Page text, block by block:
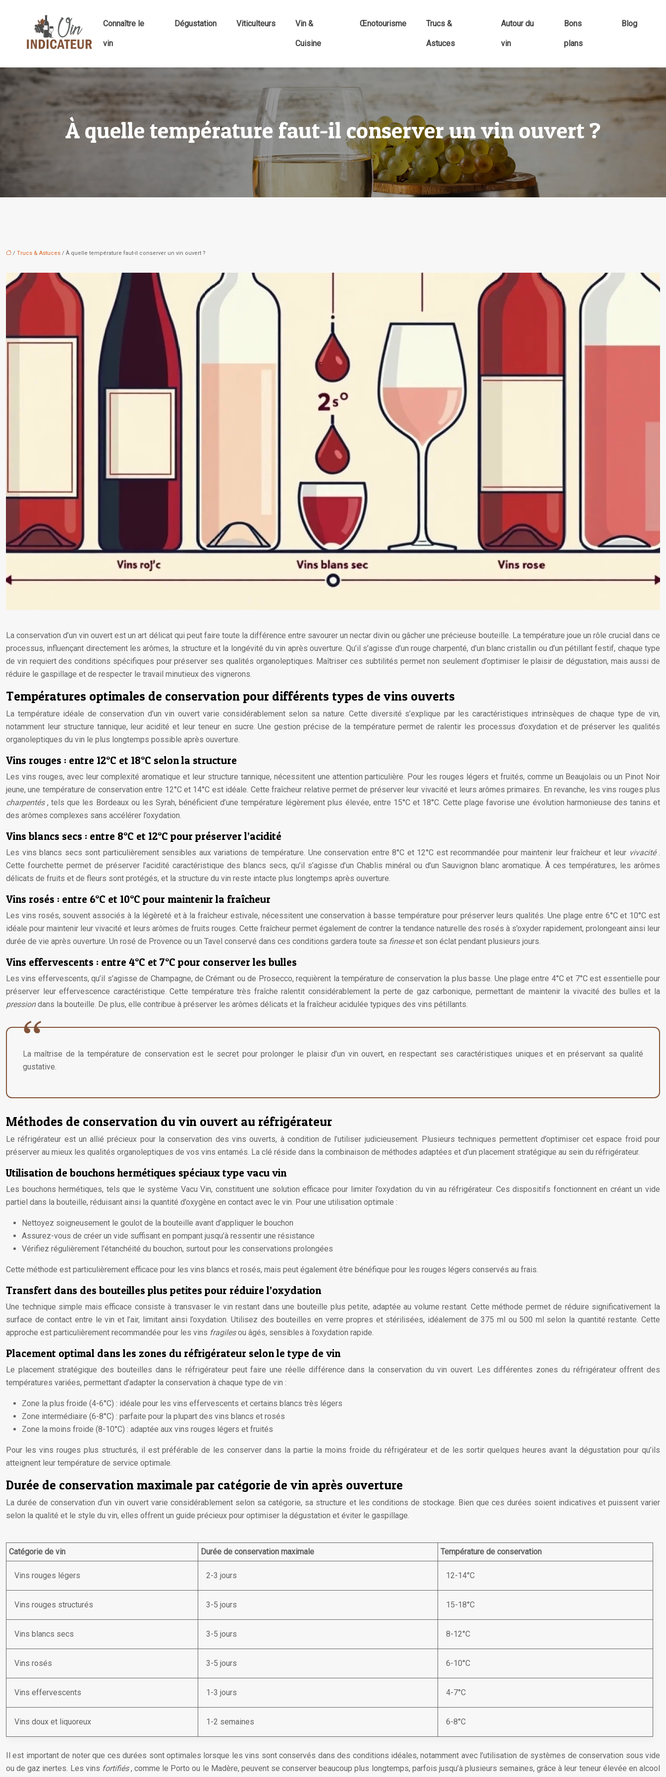
Connaître le
vin
Dégustation Viticulteurs Vin &
Cuisine
Œnotourisme Trucs &
Astuces
Autour du
vin
Bons
plans
Blog
À quelle température faut-il conserver un vin ouvert ?
/ Trucs & Astuces / À quelle température faut-il conserver un vin ouvert ?
La conservation d’un vin ouvert est un art délicat qui peut faire toute la différence entre savourer un nectar divin ou gâcher une précieuse bouteille. La température joue un rôle crucial dans ce
processus, influençant directement les arômes, la structure et la longévité du vin après ouverture. Qu’il s’agisse d’un rouge charpenté, d’un blanc cristallin ou d’un pétillant festif, chaque type
de vin requiert des conditions spécifiques pour préserver ses qualités organoleptiques. Maîtriser ces subtilités permet non seulement d’optimiser le plaisir de dégustation, mais aussi de
réduire le gaspillage et de respecter le travail minutieux des vignerons.
Températures optimales de conservation pour différents types de vins ouverts
La température idéale de conservation d’un vin ouvert varie considérablement selon sa nature. Cette diversité s’explique par les caractéristiques intrinsèques de chaque type de vin,
notamment leur structure tannique, leur acidité et leur teneur en sucre. Une gestion précise de la température permet de ralentir les processus d’oxydation et de préserver les qualités
organoleptiques du vin le plus longtemps possible après ouverture.
Vins rouges : entre 12°C et 18°C selon la structure
Les vins rouges, avec leur complexité aromatique et leur structure tannique, nécessitent une attention particulière. Pour les rouges légers et fruités, comme un Beaujolais ou un Pinot Noir
jeune, une température de conservation entre 12°C et 14°C est idéale. Cette fraîcheur relative permet de préserver leur vivacité et leurs arômes primaires. En revanche, les vins rouges plus
charpentés, tels que les Bordeaux ou les Syrah, bénéficient d’une température légèrement plus élevée, entre 15°C et 18°C. Cette plage favorise une évolution harmonieuse des tanins et
des arômes complexes sans accélérer l’oxydation.
Vins blancs secs : entre 8°C et 12°C pour préserver l’acidité
Les vins blancs secs sont particulièrement sensibles aux variations de température. Une conservation entre 8°C et 12°C est recommandée pour maintenir leur fraîcheur et leur vivacité.
Cette fourchette permet de préserver l’acidité caractéristique des blancs secs, qu’il s’agisse d’un Chablis minéral ou d’un Sauvignon blanc aromatique. À ces températures, les arômes
délicats de fruits et de fleurs sont protégés, et la structure du vin reste intacte plus longtemps après ouverture.
Vins rosés : entre 6°C et 10°C pour maintenir la fraîcheur
Les vins rosés, souvent associés à la légèreté et à la fraîcheur estivale, nécessitent une conservation à basse température pour préserver leurs qualités. Une plage entre 6°C et 10°C est
idéale pour maintenir leur vivacité et leurs arômes de fruits rouges. Cette fraîcheur permet également de contrer la tendance naturelle des rosés à s’oxyder rapidement, prolongeant ainsi leur
durée de vie après ouverture. Un rosé de Provence ou un Tavel conservé dans ces conditions gardera toute sa finesseet son éclat pendant plusieurs jours.
Vins effervescents : entre 4°C et 7°C pour conserver les bulles
Les vins effervescents, qu’il s’agisse de Champagne, de Crémant ou de Prosecco, requièrent la température de conservation la plus basse. Une plage entre 4°C et 7°C est essentielle pour
préserver leur effervescence caractéristique. Cette température très fraîche ralentit considérablement la perte de gaz carbonique, permettant de maintenir la vivacité des bulles et la
pressiondans la bouteille. De plus, elle contribue à préserver les arômes délicats et la fraîcheur acidulée typiques des vins pétillants.
La maîtrise de la température de conservation est le secret pour prolonger le plaisir d’un vin ouvert, en respectant ses caractéristiques uniques et en préservant sa qualité
gustative.
Méthodes de conservation du vin ouvert au réfrigérateur
Le réfrigérateur est un allié précieux pour la conservation des vins ouverts, à condition de l’utiliser judicieusement. Plusieurs techniques permettent d’optimiser cet espace froid pour
préserver au mieux les qualités organoleptiques de vos vins entamés. La clé réside dans la combinaison de méthodes adaptées et d’un placement stratégique au sein du réfrigérateur.
Utilisation de bouchons hermétiques spéciaux type vacu vin
Les bouchons hermétiques, tels que le système Vacu Vin, constituent une solution efficace pour limiter l’oxydation du vin au réfrigérateur. Ces dispositifs fonctionnent en créant un vide
partiel dans la bouteille, réduisant ainsi la quantité d’oxygène en contact avec le vin. Pour une utilisation optimale :
Nettoyez soigneusement le goulot de la bouteille avant d’appliquer le bouchon
Assurez-vous de créer un vide suffisant en pompant jusqu’à ressentir une résistance
Vérifiez régulièrement l’étanchéité du bouchon, surtout pour les conservations prolongées
Cette méthode est particulièrement efficace pour les vins blancs et rosés, mais peut également être bénéfique pour les rouges légers conservés au frais.
Transfert dans des bouteilles plus petites pour réduire l’oxydation
Une technique simple mais efficace consiste à transvaser le vin restant dans une bouteille plus petite, adaptée au volume restant. Cette méthode permet de réduire significativement la
surface de contact entre le vin et l’air, limitant ainsi l’oxydation. Utilisez des bouteilles en verre propres et stérilisées, idéalement de 375 ml ou 500 ml selon la quantité restante. Cette
approche est particulièrement recommandée pour les vins fragilesou âgés, sensibles à l’oxydation rapide.
Placement optimal dans les zones du réfrigérateur selon le type de vin
Le placement stratégique des bouteilles dans le réfrigérateur peut faire une réelle différence dans la conservation du vin ouvert. Les différentes zones du réfrigérateur offrent des
températures variées, permettant d’adapter la conservation à chaque type de vin :
Zone la plus froide (4-6°C) : idéale pour les vins effervescents et certains blancs très légers
Zone intermédiaire (6-8°C) : parfaite pour la plupart des vins blancs et rosés
Zone la moins froide (8-10°C) : adaptée aux vins rouges légers et fruités
Pour les vins rouges plus structurés, il est préférable de les conserver dans la partie la moins froide du réfrigérateur et de les sortir quelques heures avant la dégustation pour qu’ils
atteignent leur température de service optimale.
Durée de conservation maximale par catégorie de vin après ouverture
La durée de conservation d’un vin ouvert varie considérablement selon sa catégorie, sa structure et les conditions de stockage. Bien que ces durées soient indicatives et puissent varier
selon la qualité et le style du vin, elles offrent un guide précieux pour optimiser la dégustation et éviter le gaspillage.
Catégorie de vin Durée de conservation maximale Température de conservation
Vins rouges légers 2-3 jours 12-14°C
Vins rouges structurés 3-5 jours 15-18°C
Vins blancs secs 3-5 jours 8-12°C
Vins rosés 3-5 jours 6-10°C
Vins effervescents 1-3 jours 4-7°C
Vins doux et liquoreux 1-2 semaines 6-8°C
Il est important de noter que ces durées sont optimales lorsque les vins sont conservés dans des conditions idéales, notamment avec l’utilisation de systèmes de conservation sous vide
ou de gaz inertes. Les vins fortifiés, comme le Porto ou le Madère, peuvent se conserver beaucoup plus longtemps, parfois jusqu’à plusieurs semaines, grâce à leur teneur élevée en alcool